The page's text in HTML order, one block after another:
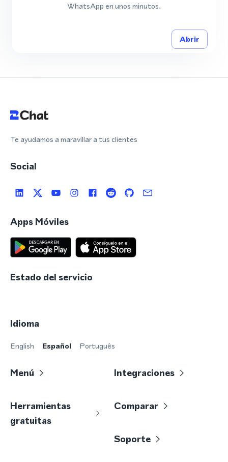
WhatsApp en unos minutos.
Abrir
Te ayudamos a maravillar a tus clientes
Social
Apps Móviles
Estado del servicio
Idioma
English Español Português
Menú Integraciones
Herramientas
gratuitas
Comparar
Soporte